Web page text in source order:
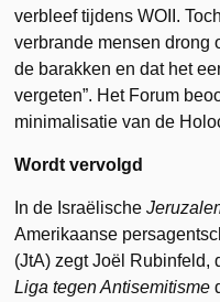
verbleef tijdens WOII.
verbrande mensen drong
de barakken en dat het
vergeten”. Het Forum
minimalisatie van de
Wordt vervolgd
In de Israëlische
Amerikaanse
(JtA) zegt Joël Rubinfeld,
Liga tegen Antisemitisme